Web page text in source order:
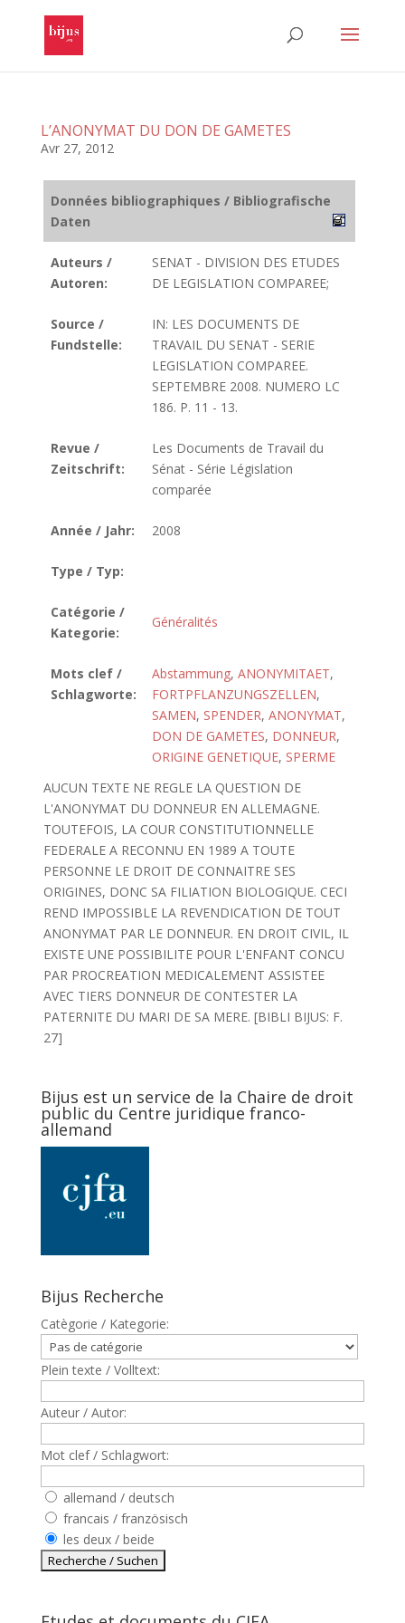
L’ANONYMAT DU DON DE GAMETES
Avr 27, 2012
Données bibliographiques / Bibliografische
Daten
Auteurs /
Autoren:
SENAT - DIVISION DES ETUDES
DE LEGISLATION COMPAREE;
Source /
Fundstelle:
IN: LES DOCUMENTS DE
TRAVAIL DU SENAT - SERIE
LEGISLATION COMPAREE.
SEPTEMBRE 2008. NUMERO LC
186. P. 11 - 13.
Revue /
Zeitschrift:
Les Documents de Travail du
Sénat - Série Législation
comparée
Année / Jahr: 2008
Type / Typ:
Catégorie /
Kategorie:
Généralités
Mots clef /
Schlagworte:
Abstammung, ANONYMITAET,
FORTPFLANZUNGSZELLEN,
SAMEN, SPENDER, ANONYMAT,
DON DE GAMETES, DONNEUR,
ORIGINE GENETIQUE, SPERME
AUCUN TEXTE NE REGLE LA QUESTION DE
L'ANONYMAT DU DONNEUR EN ALLEMAGNE.
TOUTEFOIS, LA COUR CONSTITUTIONNELLE
FEDERALE A RECONNU EN 1989 A TOUTE
PERSONNE LE DROIT DE CONNAITRE SES
ORIGINES, DONC SA FILIATION BIOLOGIQUE. CECI
REND IMPOSSIBLE LA REVENDICATION DE TOUT
ANONYMAT PAR LE DONNEUR. EN DROIT CIVIL, IL
EXISTE UNE POSSIBILITE POUR L'ENFANT CONCU
PAR PROCREATION MEDICALEMENT ASSISTEE
AVEC TIERS DONNEUR DE CONTESTER LA
PATERNITE DU MARI DE SA MERE. [BIBLI BIJUS: F.
27]
Bijus est un service de la Chaire de droit
public du Centre juridique franco-
allemand
Bijus Recherche
Catègorie / Kategorie:
Plein texte / Volltext:
Auteur / Autor:
Mot clef / Schlagwort:
allemand / deutsch
francais / französisch
les deux / beide